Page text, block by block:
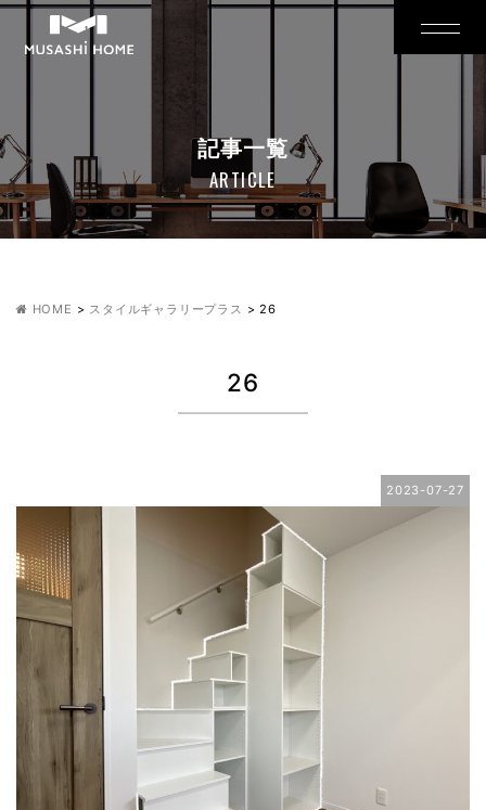
記事一覧
ARTICLE
HOME > スタイルギャラリープラス >26
26
2023-07-27